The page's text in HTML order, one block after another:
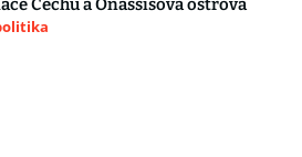
Čechů a Onassisova ostrova